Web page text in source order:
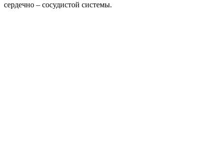
сердечно – сосудистой системы.